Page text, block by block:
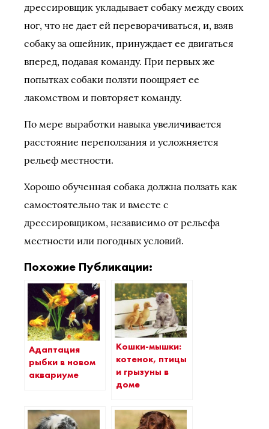
дрессировщик укладывает собаку между своих
ног, что не дает ей переворачиваться, и, взяв
собаку за ошейник, принуждает ее двигаться
вперед, подавая команду. При первых же
попытках собаки ползти поощряет ее
лакомством и повторяет команду.
По мере выработки навыка увеличивается
расстояние переползания и усложняется
рельеф местности.
Хорошо обученная собака должна ползать как
самостоятельно так и вместе с
дрессировщиком, независимо от рельефа
местности или погодных условий.
Похожие Публикации:
Адаптация
рыбки в новом
аквариуме
Кошки-мышки:
котенок, птицы
и грызуны в
доме